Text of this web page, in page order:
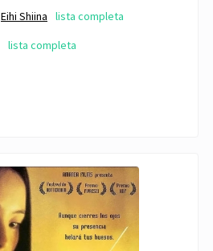
Eihi Shiina
lista completa
lista completa